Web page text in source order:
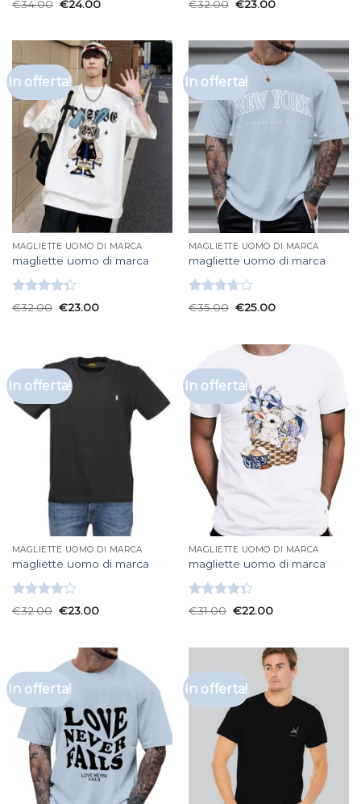
€34.00 €24.00 €32.00 €23.00
In offerta!
MAGLIETTE UOMO DI MARCA
magliette uomo di marca
Valutato
€32.00 €23.00
In offerta!
MAGLIETTE UOMO DI MARCA
magliette uomo di marca
Valutato
€35.00 €25.00
In offerta!
MAGLIETTE UOMO DI MARCA
magliette uomo di marca
Valutato
€32.00 €23.00
In offerta!
MAGLIETTE UOMO DI MARCA
magliette uomo di marca
Valutato
€31.00 €22.00
In offerta! In offerta!